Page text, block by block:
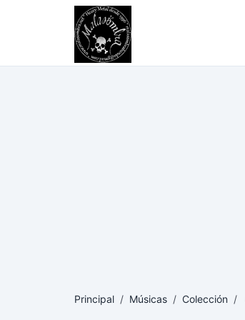
Principal / Músicas / Colección /